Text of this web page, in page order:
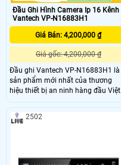
Đầu Ghi Hình Camera Ip 16 Kênh
Vantech VP-N16883H1
Giá Bán: 4,200,000 ₫
Giá gốc: 4,200,000 ₫
Đầu ghi Vantech VP-N16883H1 là
sản phẩm mới nhất của thương
hiệu thiết bị an ninh hàng đầu Việt
Nam Vantech
2502